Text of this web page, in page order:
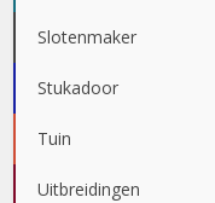
Slotenmaker
Stukadoor
Tuin
Uitbreidingen